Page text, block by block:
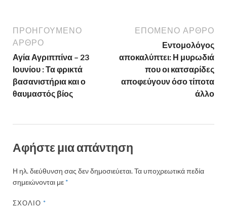
ΠΡΟΗΓΟΎΜΕΝΟ
ΆΡΘΡΟ
Αγία Αγριππίνα – 23
Ιουνίου : Τα φρικτά
βασανιστήρια και ο
θαυμαστός βίος
ΕΠΌΜΕΝΟ ΆΡΘΡΟ
Εντομολόγος
αποκαλύπτει: Η μυρωδιά
που οι κατσαρίδες
αποφεύγουν όσο τίποτα
άλλο
Αφήστε μια απάντηση
Η ηλ. διεύθυνση σας δεν δημοσιεύεται.Τα υποχρεωτικά πεδία
σημειώνονται με *
ΣΧΌΛΙΟ*